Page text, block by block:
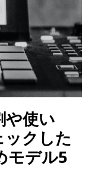
や使い
クした
モデル5